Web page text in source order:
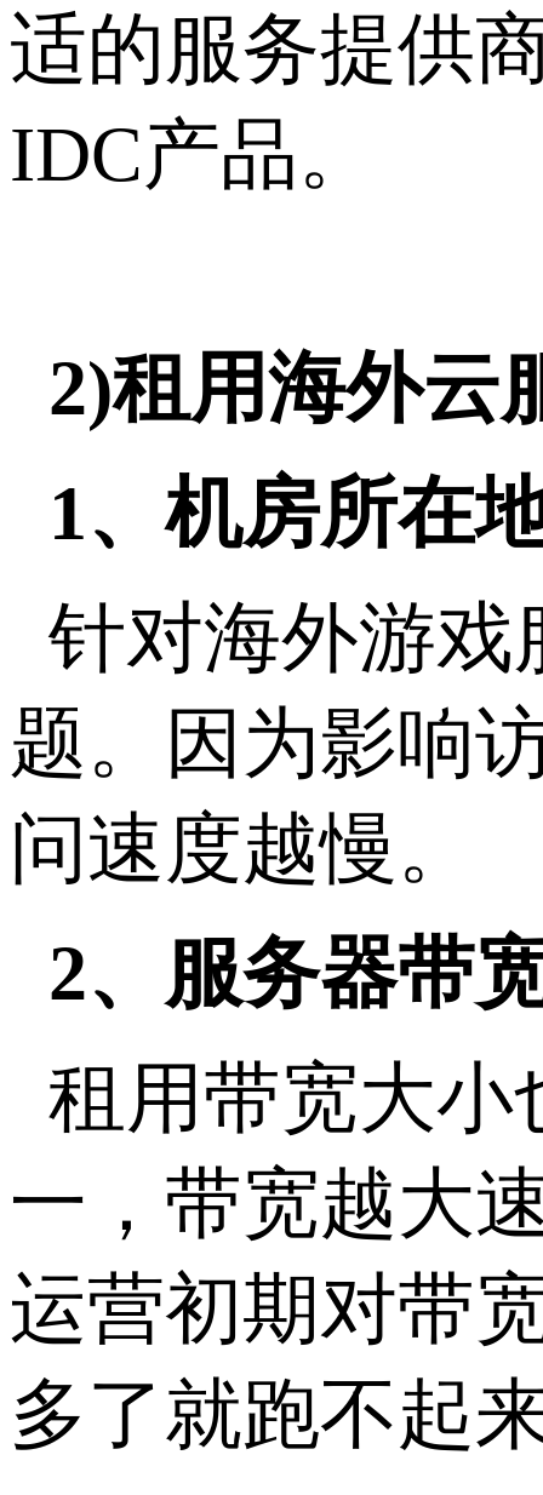
适的服务提供
IDC产品。
2)租用海外云
1、机房所在
针对海外游戏
题。因为影响
问速度越慢。
2、服务器带
租用带宽大小
一，带宽越大
运营初期对带
多了就跑不起